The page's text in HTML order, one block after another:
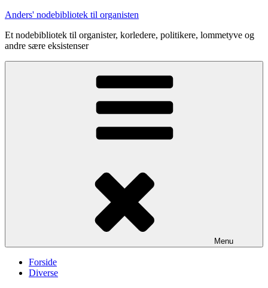
Videre
indhold
Anders' nodebibliotek til organisten
Et nodebibliotek til organister, korledere, politikere, lommetyve og
andre sære eksistenser
Menu
Forside
Diverse